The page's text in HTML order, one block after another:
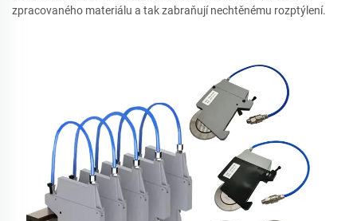
zpracovaného materiálu a tak zabraňují nechtěnému rozptýlení.